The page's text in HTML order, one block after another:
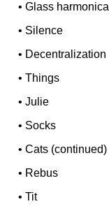
•Glass harmonica
• Silence
• Decentralization
•Things
•Julie
• Socks
•Cats (continued)
• Rebus
•Tit